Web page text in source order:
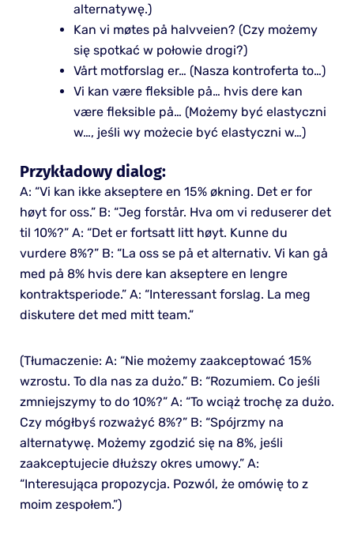
alternatywę.)
Kan vi møtes på halvveien? (Czy możemy
się spotkać w połowie drogi?)
Vårt motforslag er… (Nasza kontroferta to…)
Vi kan være fleksible på… hvis dere kan
være fleksible på… (Możemy być elastyczni
w…, jeśli wy możecie być elastyczni w…)
Przykładowy dialog:
A: “Vi kan ikke akseptere en 15% økning. Det er for
høyt for oss.” B: “Jeg forstår. Hva om vi reduserer det
til 10%?” A: “Det er fortsatt litt høyt. Kunne du
vurdere 8%?” B: “La oss se på et alternativ. Vi kan gå
med på 8% hvis dere kan akseptere en lengre
kontraktsperiode.” A: “Interessant forslag. La meg
diskutere det med mitt team.”
(Tłumaczenie: A: “Nie możemy zaakceptować 15%
wzrostu. To dla nas za dużo.” B: “Rozumiem. Co jeśli
zmniejszymy to do 10%?” A: “To wciąż trochę za dużo.
Czy mógłbyś rozważyć 8%?” B: “Spójrzmy na
alternatywę. Możemy zgodzić się na 8%, jeśli
zaakceptujecie dłuższy okres umowy.” A:
“Interesująca propozycja. Pozwól, że omówię to z
moim zespołem.”)